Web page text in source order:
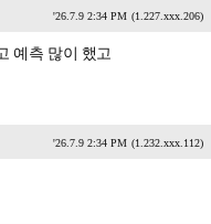
'26.7.9 2:34 PM (1.227.xxx.206)
예측 많이 했고
'26.7.9 2:34 PM (1.232.xxx.112)